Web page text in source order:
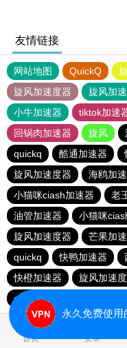
友情链接
网站地图 QuickQ
旋风加速度器
旋风加速
小牛加速器
tiktok加速
回锅肉加速器
旋风
quickq
酷通加速器
旋风加速度器
海鸥加
小猫咪ciash加速器
老
油管加速器
小猫咪
旋风加速度器
芒果加
quickq
快鸭加速器
快橙加速器
旋风加速
quickq
首页 安卓
永久免费使用